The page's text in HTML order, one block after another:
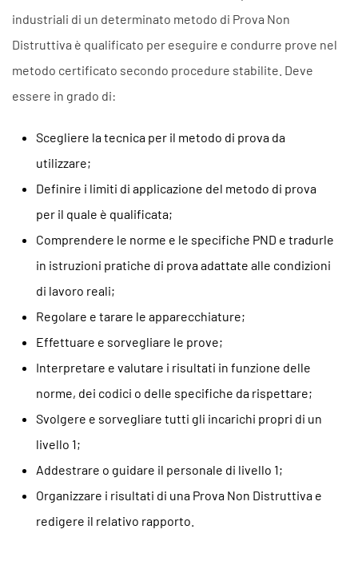
industriali di un determinato metodo di Prova Non
Distruttiva è qualificato per eseguire e condurre prove nel
metodo certificato secondo procedure stabilite. Deve
essere in grado di:
Scegliere la tecnica per il metodo di prova da
utilizzare;
Definire i limiti di applicazione del metodo di prova
per il quale è qualificata;
Comprendere le norme e le specifiche PND e tradurle
in istruzioni pratiche di prova adattate alle condizioni
di lavoro reali;
Regolare e tarare le apparecchiature;
Effettuare e sorvegliare le prove;
Interpretare e valutare i risultati in funzione delle
norme, dei codici o delle specifiche da rispettare;
Svolgere e sorvegliare tutti gli incarichi propri di un
livello 1;
Addestrare o guidare il personale di livello 1;
Organizzare i risultati di una Prova Non Distruttiva e
redigere il relativo rapporto.